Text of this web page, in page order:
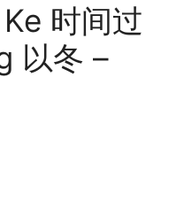
时间过
以冬 –